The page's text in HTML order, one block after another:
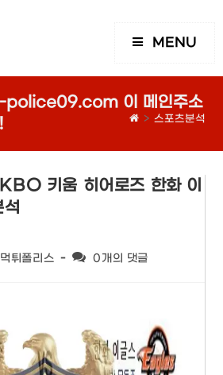
MENU
police09.com 이 메인주소
> 스포츠분석
키움 히어로즈 한화 이
석
먹튀폴리스
Post0개의 댓글